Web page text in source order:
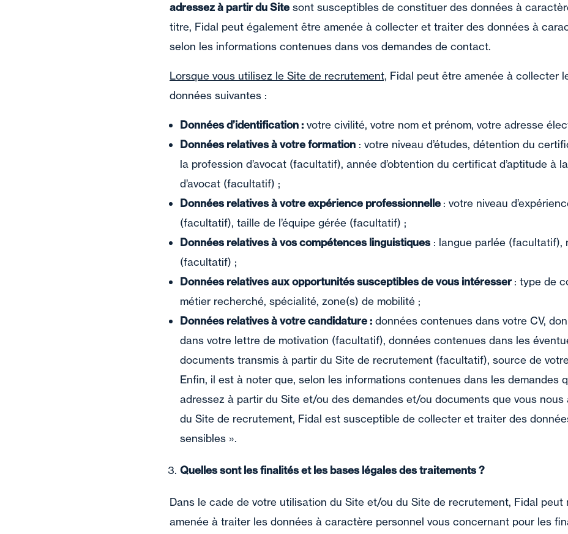
adressez à partir du Site sont susceptibles de constituer des données à
titre, Fidal peut également être amenée à collecter et traiter des données à
selon les informations contenues dans vos demandes de contact.
Lorsque vous utilisez le Site de recrutement, Fidal peut être amenée à collecter
données suivantes :
Données d’identification : votre civilité, votre nom et prénom, votre adresse
Données relatives à votre formation : votre niveau d’études, détention du
la profession d’avocat (facultatif), année d’obtention du certificat d’aptitude à
d’avocat (facultatif) ;
Données relatives à votre expérience professionnelle : votre niveau
(facultatif), taille de l’équipe gérée (facultatif) ;
Données relatives à vos compétences linguistiques : langue parlée (facultatif),
(facultatif) ;
Données relatives aux opportunités susceptibles de vous intéresser : type de
métier recherché, spécialité, zone(s) de mobilité ;
Données relatives à votre candidature : données contenues dans votre CV,
dans votre lettre de motivation (facultatif), données contenues dans les
documents transmis à partir du Site de recrutement (facultatif), source de
Enfin, il est à noter que, selon les informations contenues dans les demandes
adressez à partir du Site et/ou des demandes et/ou documents que vous nous
du Site de recrutement, Fidal est susceptible de collecter et traiter des
sensibles ».
Quelles sont les finalités et les bases légales des traitements ?
Dans le cade de votre utilisation du Site et/ou du Site de recrutement, Fidal peut
amenée à traiter les données à caractère personnel vous concernant pour les